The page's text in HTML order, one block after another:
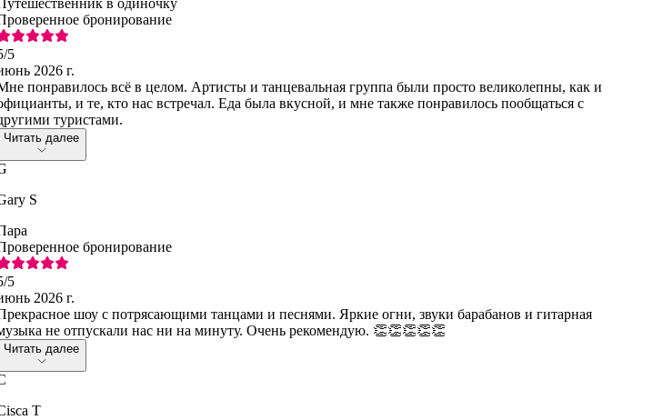
в одиночку
бронирование
/5
2026 г.
понравилось всё в целом. Артисты и танцевальная группа были просто великолепны, как и
и те, кто нас встречал. Еда была вкусной, и мне также понравилось пообщаться с
туристами.
Читать далее
S
бронирование
/5
2026 г.
шоу с потрясающими танцами и песнями. Яркие огни, звуки барабанов и гитарная
не отпускали нас ни на минуту. Очень рекомендую. 👏👏👏👏👏
Читать далее
T